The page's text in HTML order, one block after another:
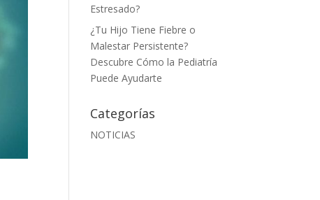
Estresado?
¿Tu Hijo Tiene Fiebre o
Malestar Persistente?
Descubre Cómo la Pediatría
Puede Ayudarte
Categorías
NOTICIAS